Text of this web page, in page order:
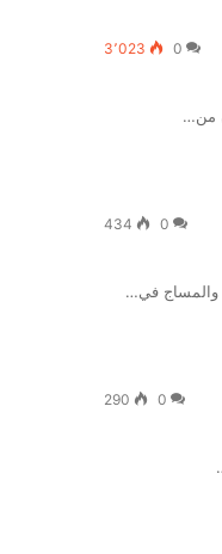
0 3٬023
0
434
0
290